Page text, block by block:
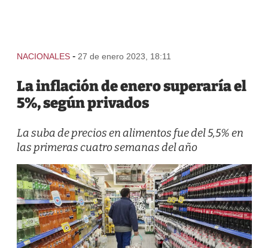
NACIONALES - 27 de enero 2023, 18:11
La inflación de enero superaría el
5%, según privados
La suba de precios en alimentos fue del 5,5% en
las primeras cuatro semanas del año